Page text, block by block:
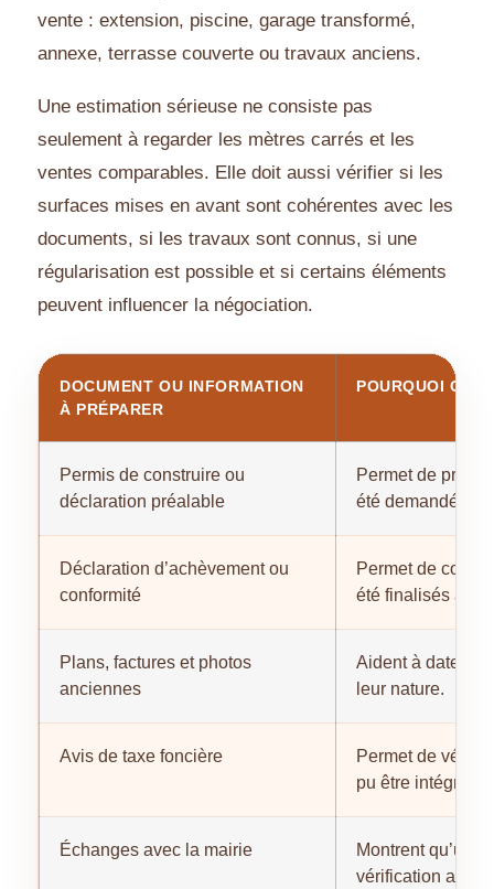
vente : extension, piscine, garage transformé,
annexe, terrasse couverte ou travaux anciens.
Une estimation sérieuse ne consiste pas
seulement à regarder les mètres carrés et les
ventes comparables. Elle doit aussi vérifier si les
surfaces mises en avant sont cohérentes avec les
documents, si les travaux sont connus, si une
régularisation est possible et si certains éléments
peuvent influencer la négociation.
DOCUMENT OU INFORMATION
À PRÉPARER
POURQUOI
Permis de construire ou
déclaration préalable
Permet de
été demandée.
Déclaration d’achèvement ou
conformité
Permet de
été finalisés
Plans, factures et photos
anciennes
Aident à dater
leur nature.
Avis de taxe foncière
Permet de
pu être intégrés
Échanges avec la mairie
Montrent qu’une
vérification a été